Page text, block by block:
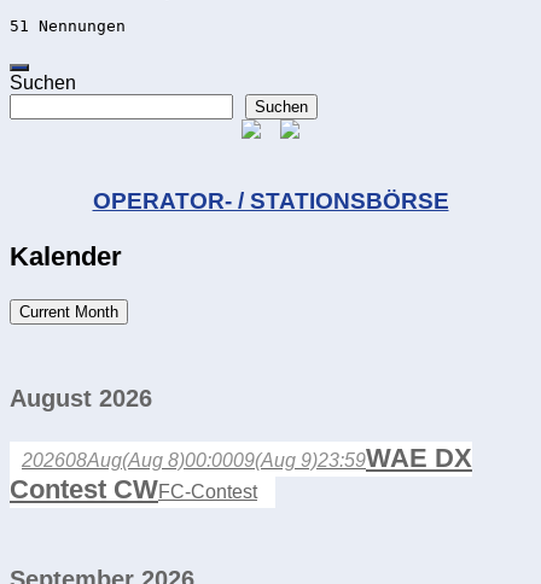
Suchen
Suchen
OPERATOR- / STATIONSBÖRSE
Kalender
Current Month
August 2026
202608Aug(Aug 8)00:0009(Aug 9)23:59WAE DX
Contest CWFC-Contest